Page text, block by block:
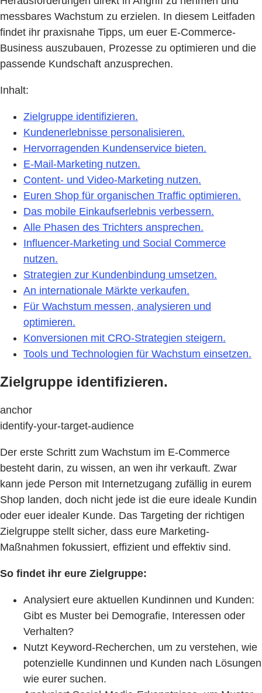
messbares Wachstum zu erzielen. In diesem Leitfaden
findet ihr praxisnahe Tipps, um euer E-Commerce-
Business auszubauen, Prozesse zu optimieren und die
passende Kundschaft anzusprechen.
Inhalt:
Zielgruppe identifizieren.
Kundenerlebnisse personalisieren.
Hervorragenden Kundenservice bieten.
E-Mail-Marketing nutzen.
Content- und Video-Marketing nutzen.
Euren Shop für organischen Traffic optimieren.
Das mobile Einkaufserlebnis verbessern.
Alle Phasen des Trichters ansprechen.
Influencer-Marketing und Social Commerce
nutzen.
Strategien zur Kundenbindung umsetzen.
An internationale Märkte verkaufen.
Für Wachstum messen, analysieren und
optimieren.
Konversionen mit CRO-Strategien steigern.
Tools und Technologien für Wachstum einsetzen.
Zielgruppe identifizieren.
anchor
identify-your-target-audience
Der erste Schritt zum Wachstum im E-Commerce
besteht darin, zu wissen, an wen ihr verkauft. Zwar
kann jede Person mit Internetzugang zufällig in eurem
Shop landen, doch nicht jede ist die eure ideale Kundin
oder euer idealer Kunde. Das Targeting der richtigen
Zielgruppe stellt sicher, dass eure Marketing-
Maßnahmen fokussiert, effizient und effektiv sind.
So findet ihr eure Zielgruppe:
Analysiert eure aktuellen Kundinnen und Kunden:
Gibt es Muster bei Demografie, Interessen oder
Verhalten?
Nutzt Keyword-Recherchen, um zu verstehen, wie
potenzielle Kundinnen und Kunden nach Lösungen
wie eurer suchen.